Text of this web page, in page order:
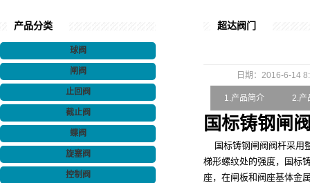
超达阀门
日期：2016-6-14
1.产品简介 2.产
国标铸钢闸
国标铸钢闸阀阀杆采用
梯形螺纹处的强度，国标
座，在闸板和阀座基体金
产品分类
球阀
闸阀
止回阀
截止阀
蝶阀
旋塞阀
控制阀